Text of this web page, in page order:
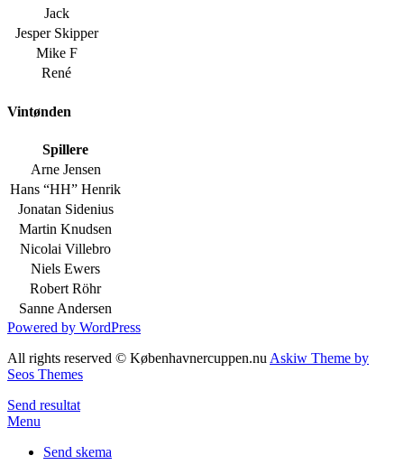
Jack
Jesper Skipper
Mike F
René
Vintønden
Spillere
Arne Jensen
Hans “HH” Henrik
Jonatan Sidenius
Martin Knudsen
Nicolai Villebro
Niels Ewers
Robert Röhr
Sanne Andersen
Powered by WordPress
All rights reserved © Københavnercuppen.nu Askiw Theme by
Seos Themes
Send resultat
Menu
Send skema